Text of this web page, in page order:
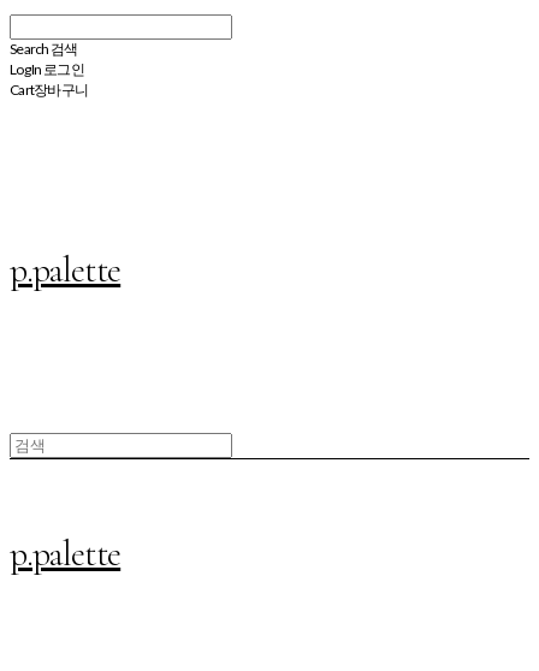
Search 검색
Log In 로그인
Cart장바구니
p.palette
p.palette